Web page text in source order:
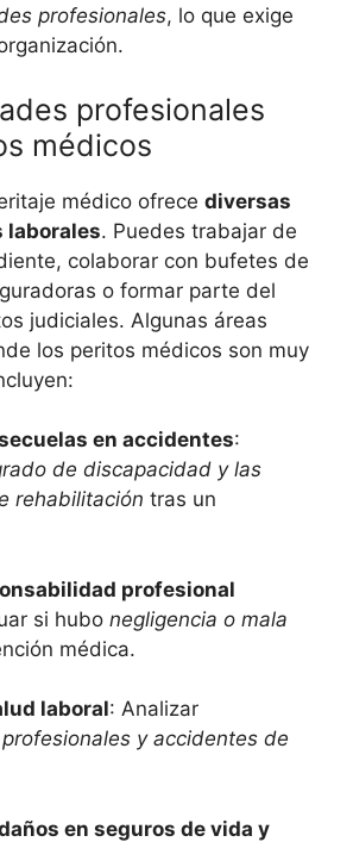
profesionales, lo que exige
profesionales
médicos
médico ofrece diversas
laborales. Puedes trabajar de
colaborar con bufetes de
o formar parte del
judiciales. Algunas áreas
los peritos médicos son muy
en accidentes:
de discapacidad y las
rehabilitación tras un
profesional
si hubo negligencia o mala
médica.
laboral: Analizar
y accidentes de
en seguros de vida y